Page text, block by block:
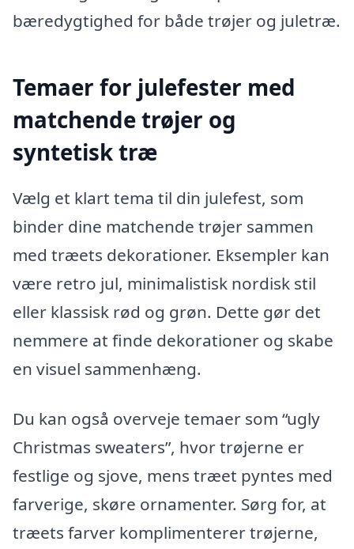
bæredygtighed for både trøjer og juletræ.
Temaer for julefester med
matchende trøjer og
syntetisk træ
Vælg et klart tema til din julefest, som
binder dine matchende trøjer sammen
med træets dekorationer. Eksempler kan
være retro jul, minimalistisk nordisk stil
eller klassisk rød og grøn. Dette gør det
nemmere at finde dekorationer og skabe
en visuel sammenhæng.
Du kan også overveje temaer som “ugly
Christmas sweaters”, hvor trøjerne er
festlige og sjove, mens træet pyntes med
farverige, skøre ornamenter. Sørg for, at
træets farver komplimenterer trøjerne,